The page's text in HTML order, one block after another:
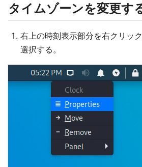
タイムゾーンを変更す
右上の時刻表示部分を右クリッ
選択する。